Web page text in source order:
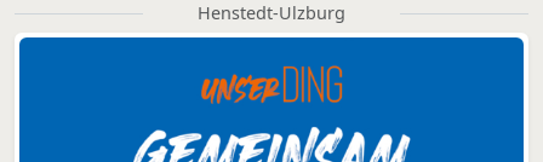
Henstedt-Ulzburg